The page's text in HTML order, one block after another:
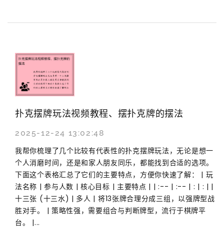
扑克摆牌玩法视频教程、摆扑克牌的摆法
2025-12-24 13:02:48
我帮你梳理了几个比较有代表性的扑克摆牌玩法，无论是想一
个人消磨时间，还是和家人朋友同乐，都能找到合适的选项。
下面这个表格汇总了它们的主要特点，方便你快速了解： | 玩
法名称 | 参与人数 | 核心目标 | 主要特点 | | :-- | :-- | : | : | |
十三张 (十三水) | 多人 | 将13张牌合理分成三组，以强牌型战
胜对手。 | 策略性强，需要组合与判断牌型，流行于棋牌平
台。 |...